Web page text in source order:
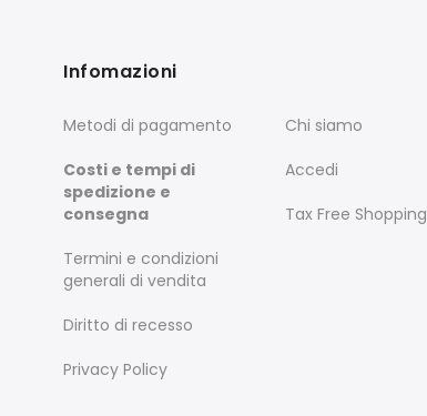
Infomazioni
Metodi di pagamento
Costi e tempi di
spedizione e
consegna
Termini e condizioni
generali di vendita
Diritto di recesso
Privacy Policy
Chi siamo
Accedi
Tax Free Shopping